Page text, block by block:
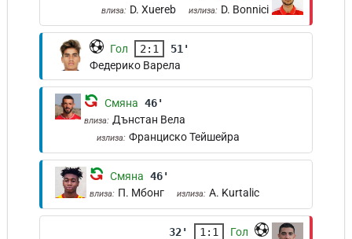
влиза: D. Xuereb излиза: D. Bonnici
Гол 2:1
51'
Федерико Варела
Смяна 46'
влиза: Дънстан Вела
излиза: Франциско Тейшейра
Смяна 46'
влиза: П. Мбонг излиза: A. Kurtalic
32' 1:1
Гол